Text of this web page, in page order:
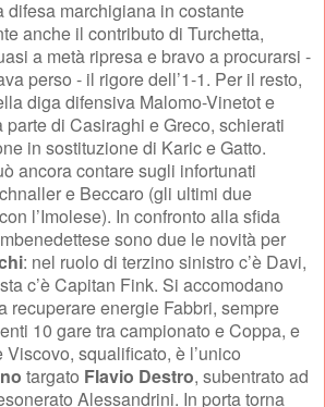
difesa marchigiana in costante
anche il contributo di Turchetta,
a metà ripresa e bravo a procurarsi -
perso - il rigore dell’1-1. Per il resto,
diga difensiva Malomo-Vinetot e
di Casiraghi e Greco, schierati
in sostituzione di Karic e Gatto.
ancora contare sugli infortunati
e Beccaro (gli ultimi due
l’Imolese). In confronto alla sfida
sono due le novità per
: nel ruolo di terzino sinistro c’è Davi,
c’è Capitan Fink. Si accomodano
recuperare energie Fabbri, sempre
10 gare tra campionato e Coppa, e
squalificato, è l’unico
targato Flavio Destro, subentrato ad
Alessandrini. In porta torna